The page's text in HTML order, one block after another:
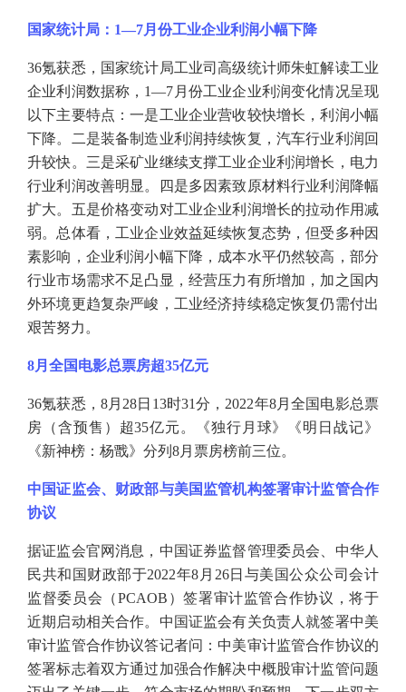
国家统计局： 1—7月份工业企业利润小幅下降
36氪获悉，国家统计局工业司高级统计师朱虹解读工业
企业利润数据称，1—7月份工业企业利润变化情况呈现
以下主要特点：一是工业企业营收较快增长，利润小幅
下降。二是装备制造业利润持续恢复，汽车行业利润回
升较快。三是采矿业继续支撑工业企业利润增长，电力
行业利润改善明显。四是多因素致原材料行业利润降幅
扩大。五是价格变动对工业企业利润增长的拉动作用减
弱。总体看，工业企业效益延续恢复态势，但受多种因
素影响，企业利润小幅下降，成本水平仍然较高，部分
行业市场需求不足凸显，经营压力有所增加，加之国内
外环境更趋复杂严峻，工业经济持续稳定恢复仍需付出
艰苦努力。
8月全国电影总票房超35亿元
36氪获悉，8月28日13时31分，2022年8月全国电影总票
房（含预售）超35亿元。《独行月球》《明日战记》
《新神榜：杨戬》分列8月票房榜前三位。
中国证监会、财政部与美国监管机构签署审计监管合作
协议
据证监会官网消息，中国证券监督管理委员会、中华人
民共和国财政部于2022年8月26日与美国公众公司会计
监督委员会（PCAOB）签署审计监管合作协议，将于
近期启动相关合作。中国证监会有关负责人就签署中美
审计监管合作协议答记者问：中美审计监管合作协议的
签署标志着双方通过加强合作解决中概股审计监管问题